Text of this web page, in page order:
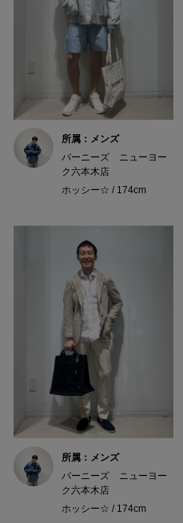
所属：メンズ
バーニーズ ニューヨー
ク六本木店
ホッシー☆ / 174cm
所属：メンズ
バーニーズ ニューヨー
ク六本木店
ホッシー☆ / 174cm